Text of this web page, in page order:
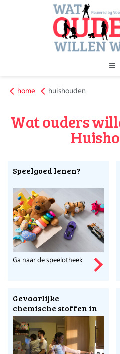
home huishouden
Wat ouders
Speelgoed lenen?
Ga naar de speelotheek
Gevaarlijke
chemische stoffen in
huis?